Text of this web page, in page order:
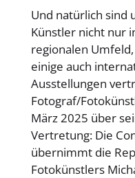
Und natürlich sind
Künstler nicht nur
regionalen
einige auch
Ausstellungen
Fotograf/
März 2025 über
Vertretung: Die
übernimmt die
Fotokünstlers